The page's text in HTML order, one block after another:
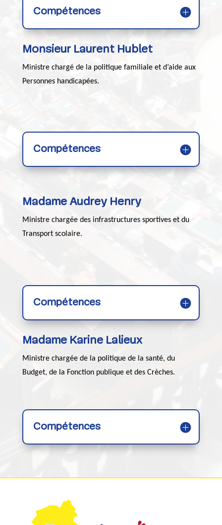
Compétences
Monsieur Laurent Hublet
Ministre chargé de la politique familiale et d’aide aux
Personnes handicapées.
Compétences
Madame Audrey Henry
Ministre chargée des infrastructures sportives et du
Transport scolaire.
Compétences
Madame Karine Lalieux
Ministre chargée de la politique de la santé, du
Budget, de la Fonction publique et des Crèches.
Compétences